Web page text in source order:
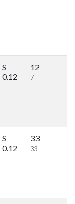
S
0.12
12
7
S
0.12
33
33